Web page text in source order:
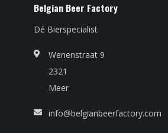
Belgian Beer Factory
Dé Bierspecialist
Wenenstraat 9
2321
Meer
info@belgianbeerfactory.com